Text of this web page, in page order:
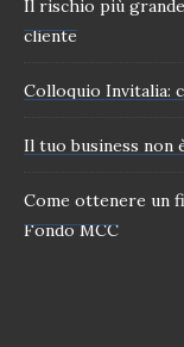
Il rischio più
cliente
Colloquio Invitalia:
Il tuo business non
Come ottenere un
Fondo MCC